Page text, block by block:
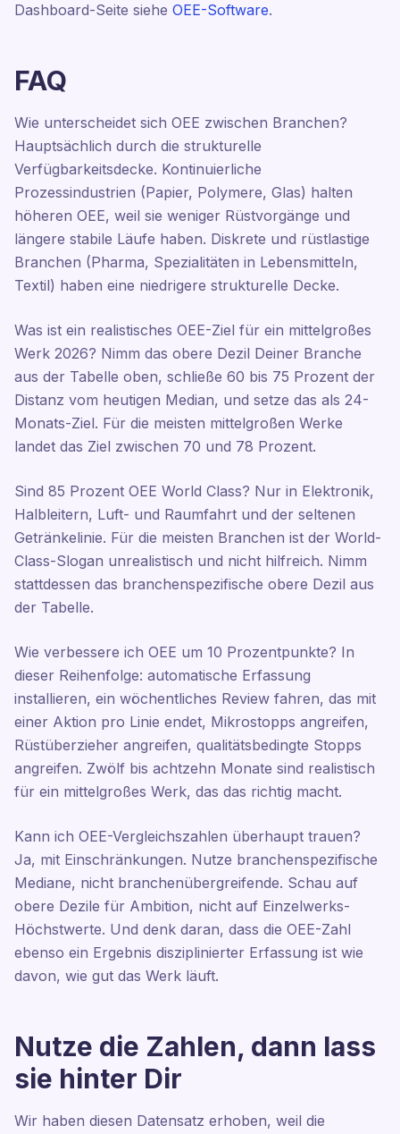
Dashboard-Seite siehe OEE-Software.
FAQ
Wie unterscheidet sich OEE zwischen Branchen?
Hauptsächlich durch die strukturelle
Verfügbarkeitsdecke. Kontinuierliche
Prozessindustrien (Papier, Polymere, Glas) halten
höheren OEE, weil sie weniger Rüstvorgänge und
längere stabile Läufe haben. Diskrete und rüstlastige
Branchen (Pharma, Spezialitäten in Lebensmitteln,
Textil) haben eine niedrigere strukturelle Decke.
Was ist ein realistisches OEE-Ziel für ein mittelgroßes
Werk 2026? Nimm das obere Dezil Deiner Branche
aus der Tabelle oben, schließe 60 bis 75 Prozent der
Distanz vom heutigen Median, und setze das als 24-
Monats-Ziel. Für die meisten mittelgroßen Werke
landet das Ziel zwischen 70 und 78 Prozent.
Sind 85 Prozent OEE World Class? Nur in Elektronik,
Halbleitern, Luft- und Raumfahrt und der seltenen
Getränkelinie. Für die meisten Branchen ist der World-
Class-Slogan unrealistisch und nicht hilfreich. Nimm
stattdessen das branchenspezifische obere Dezil aus
der Tabelle.
Wie verbessere ich OEE um 10 Prozentpunkte? In
dieser Reihenfolge: automatische Erfassung
installieren, ein wöchentliches Review fahren, das mit
einer Aktion pro Linie endet, Mikrostopps angreifen,
Rüstüberzieher angreifen, qualitätsbedingte Stopps
angreifen. Zwölf bis achtzehn Monate sind realistisch
für ein mittelgroßes Werk, das das richtig macht.
Kann ich OEE-Vergleichszahlen überhaupt trauen?
Ja, mit Einschränkungen. Nutze branchenspezifische
Mediane, nicht branchenübergreifende. Schau auf
obere Dezile für Ambition, nicht auf Einzelwerks-
Höchstwerte. Und denk daran, dass die OEE-Zahl
ebenso ein Ergebnis disziplinierter Erfassung ist wie
davon, wie gut das Werk läuft.
Nutze die Zahlen, dann lass
sie hinter Dir
Wir haben diesen Datensatz erhoben, weil die